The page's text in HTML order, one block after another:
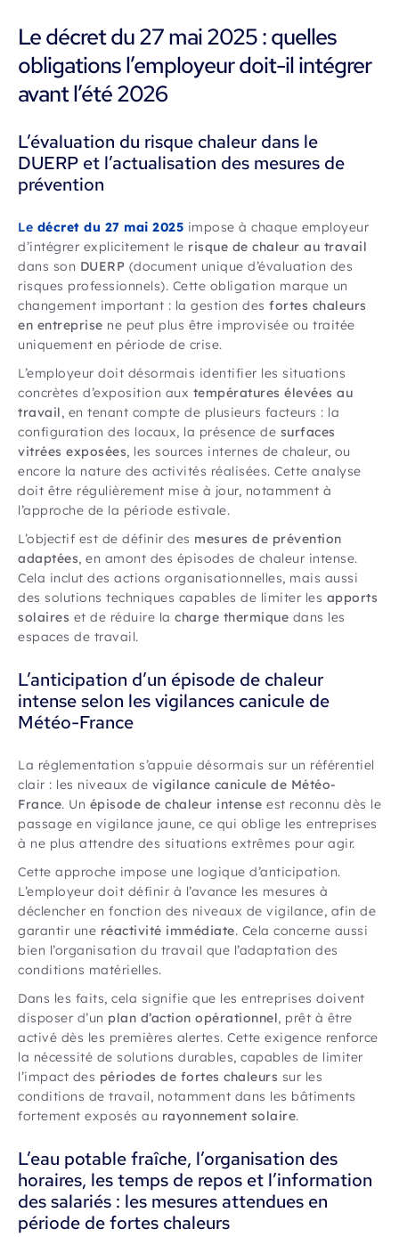
Le décret du 27 mai 2025 : quelles
obligations l’employeur doit-il intégrer
avant l’été 2026
L’évaluation du risque chaleur dans le
DUERP et l’actualisation des mesures de
prévention
Le décret du 27 mai 2025 impose à chaque employeur
d’intégrer explicitement le risque de chaleur au travail
dans son DUERP (document unique d’évaluation des
risques professionnels). Cette obligation marque un
changement important : la gestion des fortes chaleurs
en entreprise ne peut plus être improvisée ou traitée
uniquement en période de crise.
L’employeur doit désormais identifier les situations
concrètes d’exposition aux températures élevées au
travail, en tenant compte de plusieurs facteurs : la
configuration des locaux, la présence de surfaces
vitrées exposées, les sources internes de chaleur, ou
encore la nature des activités réalisées. Cette analyse
doit être régulièrement mise à jour, notamment à
l’approche de la période estivale.
L’objectif est de définir des mesures de prévention
adaptées, en amont des épisodes de chaleur intense.
Cela inclut des actions organisationnelles, mais aussi
des solutions techniques capables de limiter les apports
solaires et de réduire la charge thermique dans les
espaces de travail.
L’anticipation d’un épisode de chaleur
intense selon les vigilances canicule de
Météo-France
La réglementation s’appuie désormais sur un référentiel
clair : les niveaux de vigilance canicule de Météo-
France. Un épisode de chaleur intense est reconnu dès le
passage en vigilance jaune, ce qui oblige les entreprises
à ne plus attendre des situations extrêmes pour agir.
Cette approche impose une logique d’anticipation.
L’employeur doit définir à l’avance les mesures à
déclencher en fonction des niveaux de vigilance, afin de
garantir une réactivité immédiate. Cela concerne aussi
bien l’organisation du travail que l’adaptation des
conditions matérielles.
Dans les faits, cela signifie que les entreprises doivent
disposer d’un plan d’action opérationnel, prêt à être
activé dès les premières alertes. Cette exigence renforce
la nécessité de solutions durables, capables de limiter
l’impact des périodes de fortes chaleurs sur les
conditions de travail, notamment dans les bâtiments
fortement exposés au rayonnement solaire.
L’eau potable fraîche, l’organisation des
horaires, les temps de repos et l’information
des salariés : les mesures attendues en
période de fortes chaleurs